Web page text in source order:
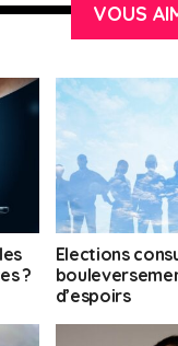
VOUS
?
Elections
d’espoirs